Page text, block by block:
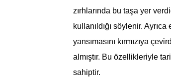
zırhlarında bu taşa yer
kullanıldığı söylenir.
yansımasını kırmızıya
almıştır. Bu özellikleriyle
sahiptir.